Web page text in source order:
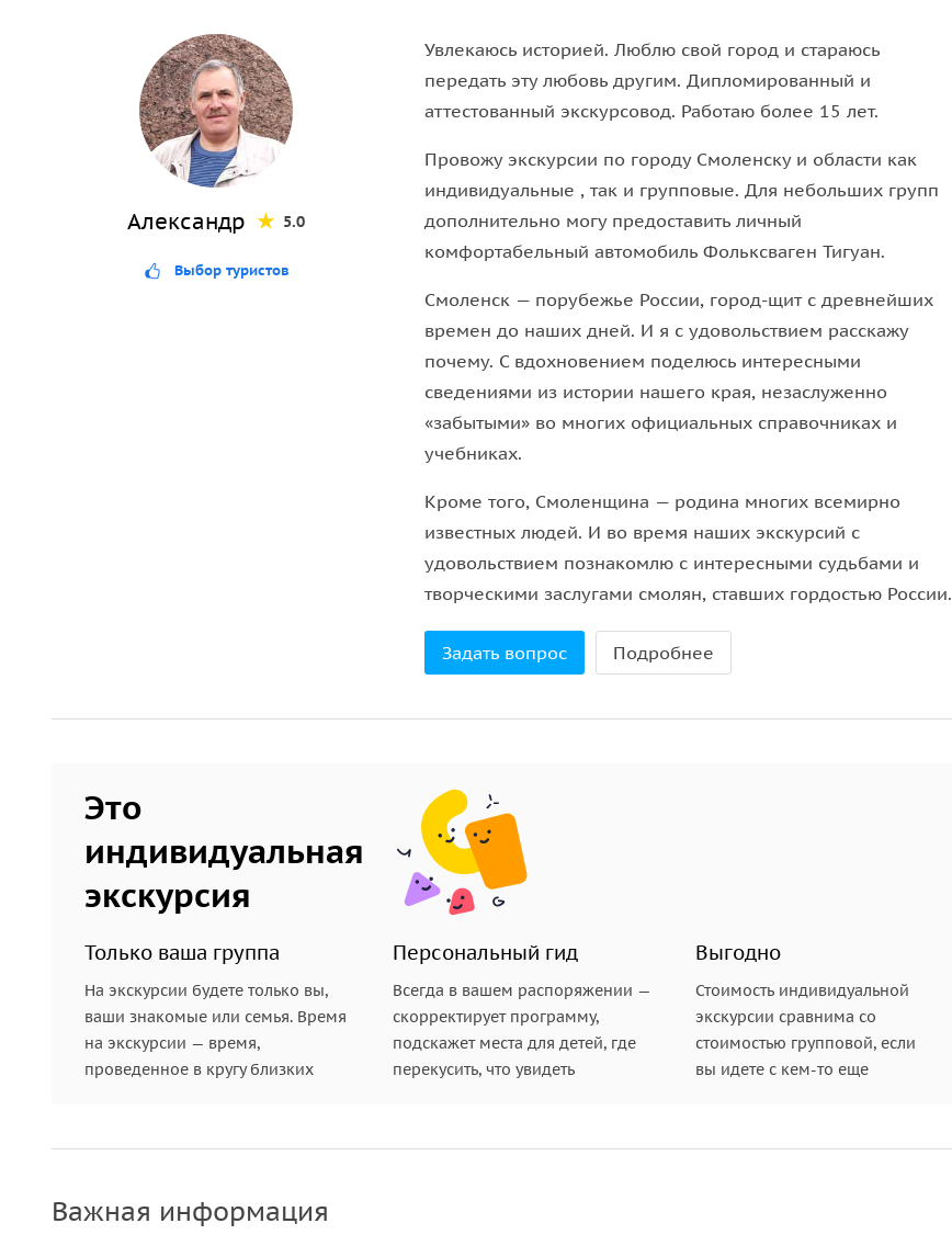
сохранилась атмосфера дворянской усадьбы.
Культурный центр княгини Тенишевой
Вторая часть экскурсии посвящена имениюМ.К. Тенишевой— меценатки и собирательницы русского
искусства. Вы увидите
историко-архитектурный комплекс «Теремок», который был центром
художественной жизни рубежа XIX—XX веков.
Александр 5.0
Выбор туристов
Увлекаюсь историей. Люблю свой город и стараюсь
передать эту любовь другим. Дипломированный и
аттестованный экскурсовод. Работаю более 15 лет.
Провожу экскурсии по городу Смоленску и области как
индивидуальные , так и групповые. Для небольших групп
дополнительно могу предоставить личный
комфортабельный автомобиль Фольксваген Тигуан.
Смоленск — порубежье России, город-щит с древнейших
времен до наших дней. И я с удовольствием расскажу
почему. С вдохновением поделюсь интересными
сведениями из истории нашего края, незаслуженно
«забытыми» во многих официальных справочниках и
учебниках.
Кроме того, Смоленщина — родина многих всемирно
известных людей. И во время наших экскурсий с
удовольствием познакомлю с интересными судьбами и
творческими заслугами смолян, ставших гордостью России.
Задать вопрос Подробнее
Это
индивидуальная
экскурсия
Только ваша группа
На экскурсии будете только вы,
ваши знакомые или семья. Время
на экскурсии — время,
проведенное в кругу близких
Персональный гид
Всегда в вашем распоряжении —
скорректирует программу,
подскажет места для детей, где
перекусить, что увидеть
Выгодно
Стоимость индивидуальной
экскурсии сравнима со
стоимостью групповой, если
вы идете с кем-то еще
Важная информация